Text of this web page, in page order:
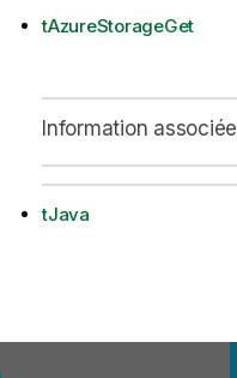
tAzureStorageGet
Information associée
tJava